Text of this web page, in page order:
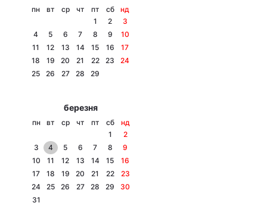
пн вт ср чт пт сб
нд
1
2
3
4
5 6 7 8 9
10
11
12 13 14 15 16
17
18
19 20 21 22 23
24
25
26 27 28 29
березня
пн вт ср чт пт сб
нд
1
2
3
4 5 6 7 8
9
10
11 12 13 14 15
16
17
18 19 20 21 22
23
24
25 26 27 28 29
30
31